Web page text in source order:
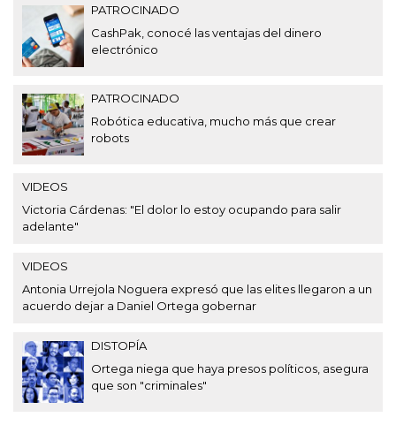
PATROCINADO
CashPak, conocé las ventajas del dinero
electrónico
PATROCINADO
Robótica educativa, mucho más que crear
robots
VIDEOS
Victoria Cárdenas: "El dolor lo estoy ocupando para salir
adelante"
VIDEOS
Antonia Urrejola Noguera expresó que las elites llegaron a un
acuerdo dejar a Daniel Ortega gobernar
DISTOPÍA
Ortega niega que haya presos políticos, asegura
que son "criminales"